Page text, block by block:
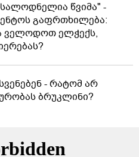
წვიმა" -
გაფრთხილება:
ველოდოთ ელჭექს,
- რატომ არ
ბრუკლინი?